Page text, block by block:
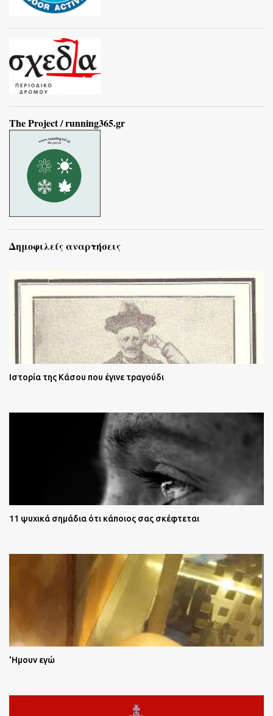
The Project / running365.gr
Δημοφιλείς αναρτήσεις
Ιστορία της Κάσου που έγινε τραγούδι
11 ψυχικά σημάδια ότι κάποιος σας σκέφτεται
'Ημουν εγώ